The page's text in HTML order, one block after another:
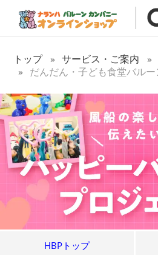
トップ サービス・ご案内
だんだん・子ども食堂バルー
HBPトップ